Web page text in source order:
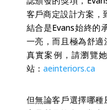
客戶商定設計方案，
結合是Evans始終的
一亮，而且極為舒適
真實案例，請瀏覽
站： aeinteriors.ca
但無論客戶選擇哪種